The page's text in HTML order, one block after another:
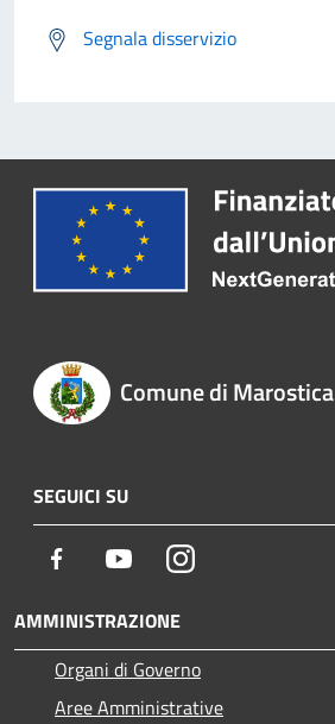
Segnala disservizio
Comune di Marostica
SEGUICI SU
Facebook YoutubeInstagram
AMMINISTRAZIONE
Organi di Governo
Aree Amministrative